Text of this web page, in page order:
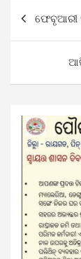
navigation
ଫେବୃଆରୀ